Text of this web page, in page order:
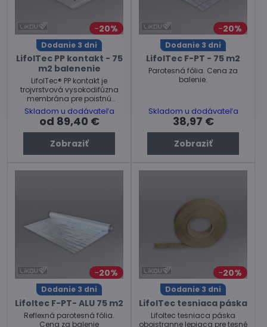
20%
Dodanie 3 dni
LifolTec PP kontakt - 75
m2 balenenie
LifolTec® PP kontakt je
trojvrstvová vysokodifúzna
membrána pre poistnú
izoláciu v strešných
konštrukciách. Cena za
balenie.
Skladom u dodávateľa
od 89,40 €
Zobraziť
20%
Dodanie 3 dni
LifolTec F-PT - 75 m2
Parotesná fólia. Cena za
balenie.
Skladom u dodávateľa
38,97 €
Zobraziť
20%
Dodanie 3 dni
Lifoltec F-PT- ALU 75 m2
Reflexná parotesná fólia.
Cena za balenie
20%
Dodanie 3 dni
LifolTec tesniaca páska
Lifoltec tesniaca páska
obojstranne lepiaca pre tesné